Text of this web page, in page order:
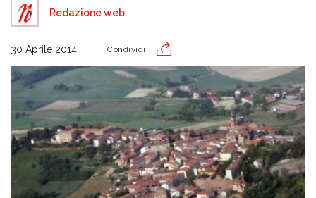
Redazione web
30 Aprile 2014 Condividi